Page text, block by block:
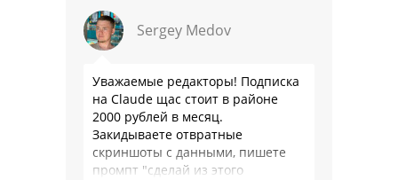
Sergey Medov
Уважаемые редакторы! Подписка
на Claude щас стоит в районе
2000 рублей в месяц.
Закидываете отвратные
скриншоты с данными, пишете
промпт "сделай из этого